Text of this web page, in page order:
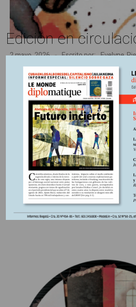
2 mayo, 2026 Escrito por: Evelyne
En Edición N°265
Los “iluminados
contra el pueblo
Algunos parecen tener el intelecto un
otros tienen una llamativa elocuencia
imaginativa; la mayoría son una
viejas ideas ideológicas y entusiasmo
todos ellos conforman la constelación
estadounidense. Una corriente que no
realmente a los especialistas
hasta...
Edición en